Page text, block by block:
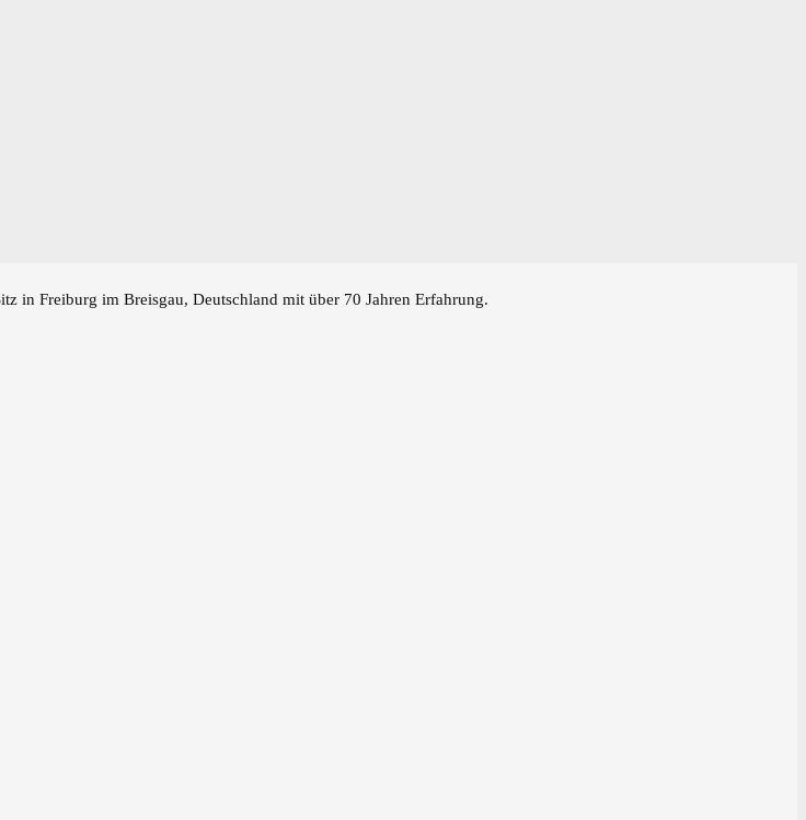
in Freiburg im Breisgau, Deutschland mit über 70 Jahren Erfahrung.